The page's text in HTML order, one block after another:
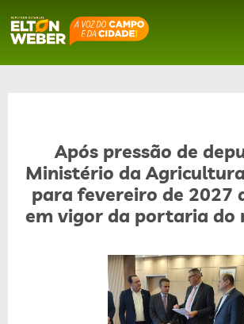
Após pressão de
Ministério da
para fevereiro de 2027
em vigor da portaria do